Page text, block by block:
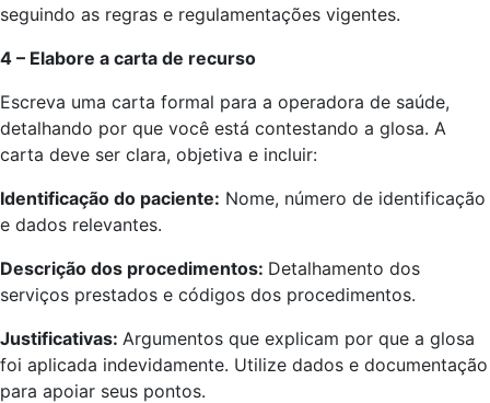
seguindo as regras e regulamentações vigentes.
4 – Elabore a carta de recurso
Escreva uma carta formal para a operadora de saúde,
detalhando por que você está contestando a glosa. A
carta deve ser clara, objetiva e incluir:
Identificação do paciente: Nome, número de identificação
e dados relevantes.
Descrição dos procedimentos: Detalhamento dos
serviços prestados e códigos dos procedimentos.
Justificativas: Argumentos que explicam por que a glosa
foi aplicada indevidamente. Utilize dados e documentação
para apoiar seus pontos.